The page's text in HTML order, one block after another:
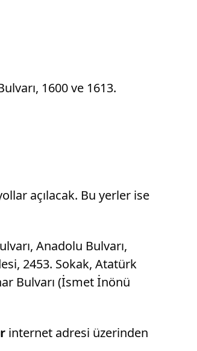
1600 ve 1613.
açılacak. Bu yerler ise
Anadolu Bulvarı,
2453. Sokak, Atatürk
Bulvarı (İsmet İnönü
internet adresi üzerinden